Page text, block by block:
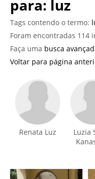
para: luz
Tags contendo o termo:
Foram encontradas 114
Faça uma busca
Voltar para página
Renata Luz
Luzia